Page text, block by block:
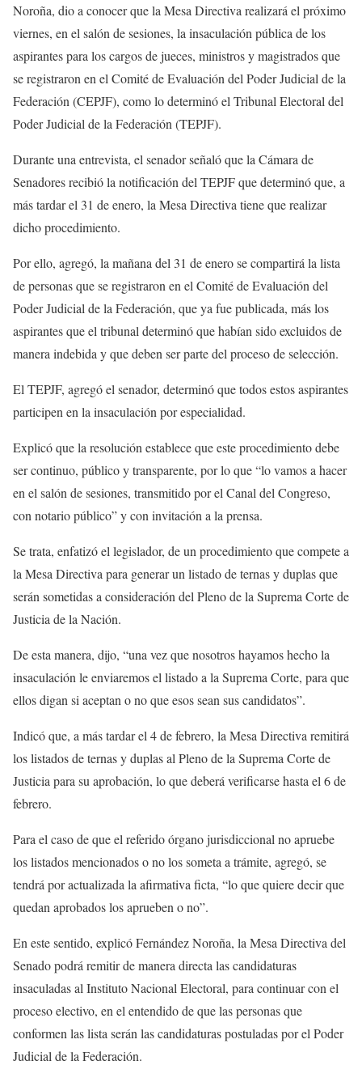
Noroña, dio a conocer que la Mesa Directiva realizará el próximo
viernes, en el salón de sesiones, la insaculación pública de los
aspirantes para los cargos de jueces, ministros y magistrados que
se registraron en el Comité de Evaluación del Poder Judicial de la
Federación (CEPJF), como lo determinó el Tribunal Electoral del
Poder Judicial de la Federación (TEPJF).
Durante una entrevista, el senador señaló que la Cámara de
Senadores recibió la notificación del TEPJF que determinó que, a
más tardar el 31 de enero, la Mesa Directiva tiene que realizar
dicho procedimiento.
Por ello, agregó, la mañana del 31 de enero se compartirá la lista
de personas que se registraron en el Comité de Evaluación del
Poder Judicial de la Federación, que ya fue publicada, más los
aspirantes que el tribunal determinó que habían sido excluidos de
manera indebida y que deben ser parte del proceso de selección.
El TEPJF, agregó el senador, determinó que todos estos aspirantes
participen en la insaculación por especialidad.
Explicó que la resolución establece que este procedimiento debe
ser continuo, público y transparente, por lo que “lo vamos a hacer
en el salón de sesiones, transmitido por el Canal del Congreso,
con notario público” y con invitación a la prensa.
Se trata, enfatizó el legislador, de un procedimiento que compete a
la Mesa Directiva para generar un listado de ternas y duplas que
serán sometidas a consideración del Pleno de la Suprema Corte de
Justicia de la Nación.
De esta manera, dijo, “una vez que nosotros hayamos hecho la
insaculación le enviaremos el listado a la Suprema Corte, para que
ellos digan si aceptan o no que esos sean sus candidatos”.
Indicó que, a más tardar el 4 de febrero, la Mesa Directiva remitirá
los listados de ternas y duplas al Pleno de la Suprema Corte de
Justicia para su aprobación, lo que deberá verificarse hasta el 6 de
febrero.
Para el caso de que el referido órgano jurisdiccional no apruebe
los listados mencionados o no los someta a trámite, agregó, se
tendrá por actualizada la afirmativa ficta, “lo que quiere decir que
quedan aprobados los aprueben o no”.
En este sentido, explicó Fernández Noroña, la Mesa Directiva del
Senado podrá remitir de manera directa las candidaturas
insaculadas al Instituto Nacional Electoral, para continuar con el
proceso electivo, en el entendido de que las personas que
conformen las lista serán las candidaturas postuladas por el Poder
Judicial de la Federación.